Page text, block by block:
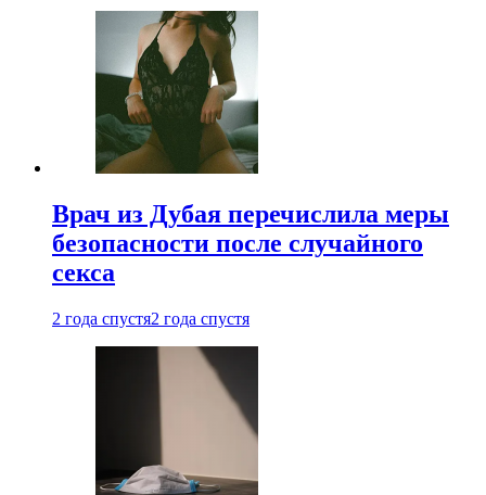
Врач из Дубая перечислила меры
безопасности после случайного
секса
2 года спустя2 года спустя